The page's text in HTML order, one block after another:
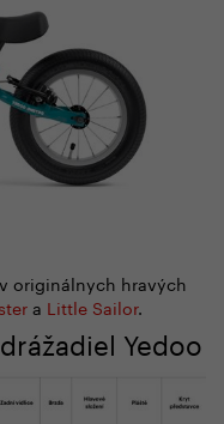
originálnych hravých
a Little Sailor.
Yedoo